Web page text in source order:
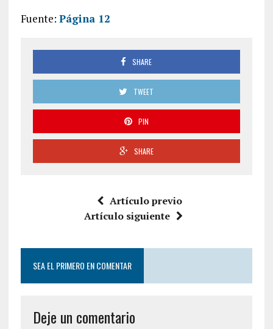
Fuente: Página 12
SHARE
TWEET
PIN
SHARE
Artículo previo
Artículo siguiente
SEA EL PRIMERO EN COMENTAR
Deje un comentario